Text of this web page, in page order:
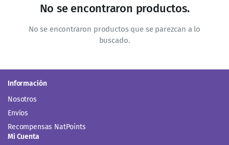
No se encontraron productos.
No se encontraron productos que se parezcan a lo
buscado.
Información
Nosotros
Envíos
Recompensas NatPoints
Mi Cuenta